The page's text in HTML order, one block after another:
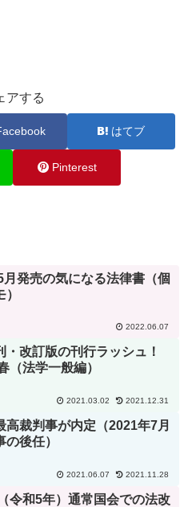
アする
はてブ
Pinterest
月発売の気になる法律書（個
2022.06.07
・改訂版の刊行ラッシュ！
（法学一般編）
2021.03.02 2021.12.31
高裁判事が内定（2021年7月
後任）
2021.06.07 2021.11.28
令和5年）通常国会での法改